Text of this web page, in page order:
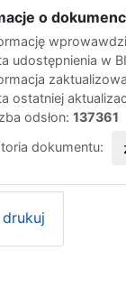
o
udostępnienia w
ostatniej
odsłon: 137361
dokumentu:
drukuj